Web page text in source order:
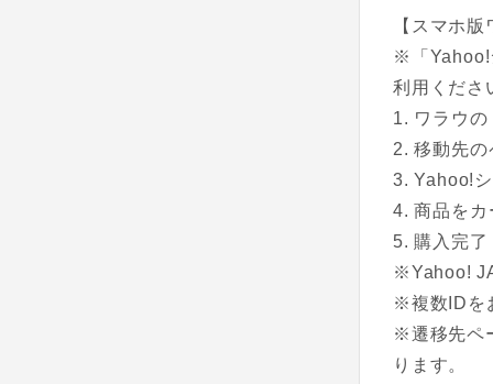
【スマホ
※「Yahoo!
利用くださ
ワラウ
移動先
Yahoo!
商品をカ
購入完了
※Yahoo!
※複数IDを
※遷移先ペ
ります。